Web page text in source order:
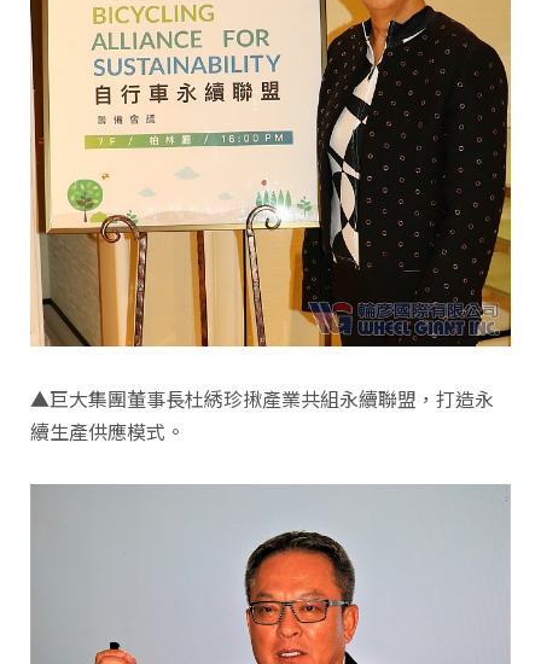
▲巨大集團董事長杜綉珍揪產業共組永續聯盟，打造永
續生產供應模式。